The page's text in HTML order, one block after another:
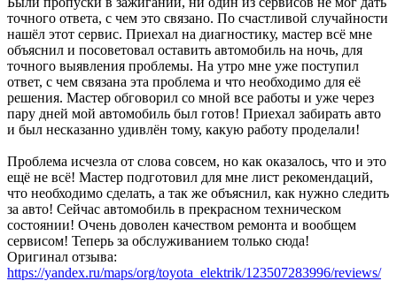
точного ответа, с чем это связано. По счастливой случайности
нашёл этот сервис. Приехал на диагностику, мастер всё мне
объяснил и посоветовал оставить автомобиль на ночь, для
точного выявления проблемы. На утро мне уже поступил
ответ, с чем связана эта проблема и что необходимо для её
решения. Мастер обговорил со мной все работы и уже через
пару дней мой автомобиль был готов! Приехал забирать авто
и был несказанно удивлён тому, какую работу проделали!
Проблема исчезла от слова совсем, но как оказалось, что и это
ещё не всё! Мастер подготовил для мне лист рекомендаций,
что необходимо сделать, а так же объяснил, как нужно следить
за авто! Сейчас автомобиль в прекрасном техническом
состоянии! Очень доволен качеством ремонта и вообщем
сервисом! Теперь за обслуживанием только сюда!
Оригинал отзыва:
https://yandex.ru/maps/org/toyota_elektrik/123507283996/reviews/